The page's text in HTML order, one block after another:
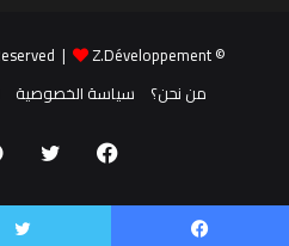
© Copyright 2026, All Rights Reserved |
Z.Développement
من نحن؟
سياسة الخصوصية
فيسبوكتويتر